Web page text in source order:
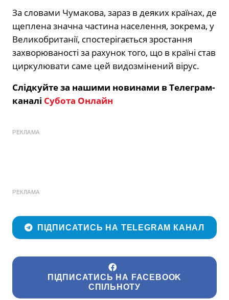
За словами Чумакова, зараз в деяких країнах, де
щеплена значна частина населення, зокрема, у
Великобританії, спостерігається зростання
захворюваності за рахунок того, що в країні став
циркулювати саме цей видозмінений вірус.
Слідкуйте за нашими новинами в Телеграм-
каналі Субота Онлайн
РЕКЛАМА
РЕКЛАМА
ПІДПИСАТИСЬ НА TELEGRAM КАНАЛ
ПІДПИСАТИСЬ НА FACEBOOK
СПІЛЬНОТУ